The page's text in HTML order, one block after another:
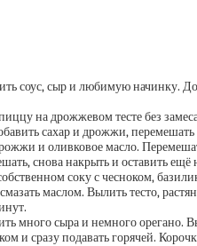
соус, сыр и любимую начинку.
на дрожжевом тесте без
сахар и дрожжи, перемешать
и оливковое масло.
снова накрыть и оставить ещё
соку с чесноком,
маслом. Вылить тесто,
много сыра и немного орегано.
и сразу подавать горячей.